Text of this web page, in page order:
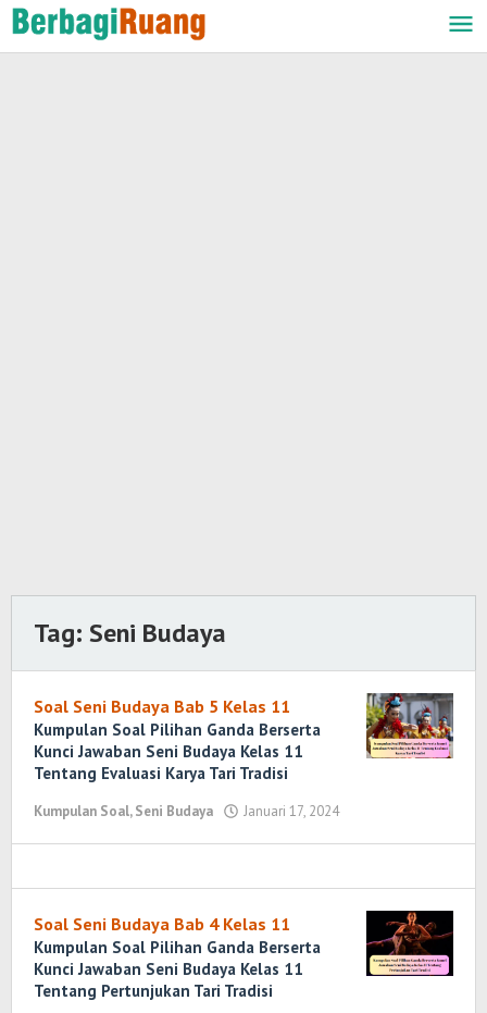
Lewati
ke
Tag: Seni Budaya
Soal Seni Budaya Bab 5 Kelas 11
Kumpulan Soal Pilihan Ganda Berserta
Kunci Jawaban Seni Budaya Kelas 11
Tentang Evaluasi Karya Tari Tradisi
Kumpulan Soal,Seni Budaya Januari 17, 2024
Soal Seni Budaya Bab 4 Kelas 11
Kumpulan Soal Pilihan Ganda Berserta
Kunci Jawaban Seni Budaya Kelas 11
Tentang Pertunjukan Tari Tradisi